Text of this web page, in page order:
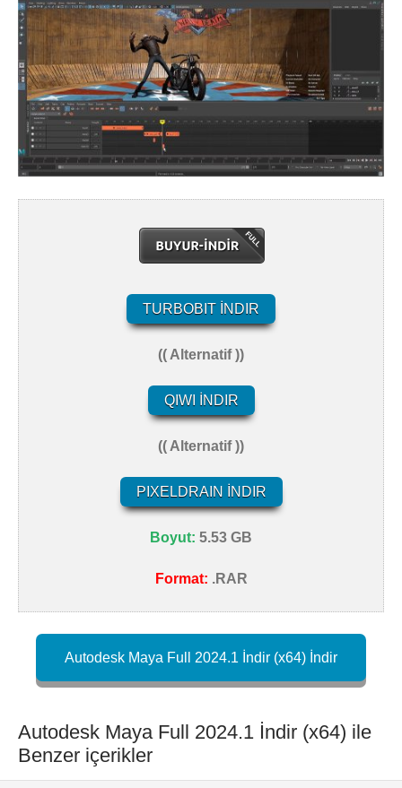
TURBOBIT İNDIR
(( Alternatif ))
QIWI İNDIR
(( Alternatif ))
PIXELDRAIN İNDIR
Boyut: 5.53 GB
Format: .RAR
Autodesk Maya Full 2024.1 İndir (x64) İndir
Autodesk Maya Full 2024.1 İndir (x64) ile
Benzer içerikler